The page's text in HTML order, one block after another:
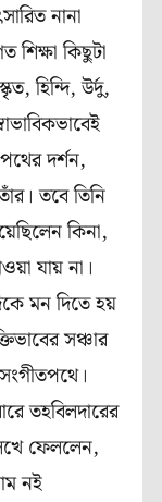
নানা
শিক্ষা কিছুটা
হিন্দি, উর্দু,
দর্শন,
তবে তিনি
কিনা,
যায় না।
মন দিতে হয়
সঞ্চার
তহবিলদারের
ফেললেন,
নই